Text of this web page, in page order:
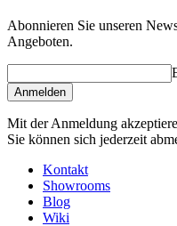
Abonnieren Sie unseren
Angeboten.
Anmelden
Mit der Anmeldung
Sie können sich jederzeit
Kontakt
Showrooms
Blog
Wiki